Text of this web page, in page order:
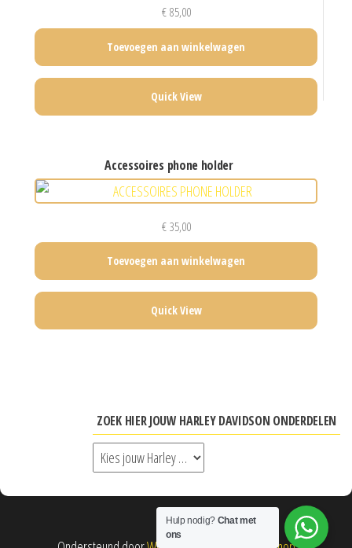
€85,00
Toevoegen aan winkelwagen
Quick View
accessoires phone holder
€35,00
Toevoegen aan winkelwagen
Quick View
ZOEK HIER JOUW HARLEY DAVIDSON ONDERDELEN
Hulp nodig? Chat met
ons